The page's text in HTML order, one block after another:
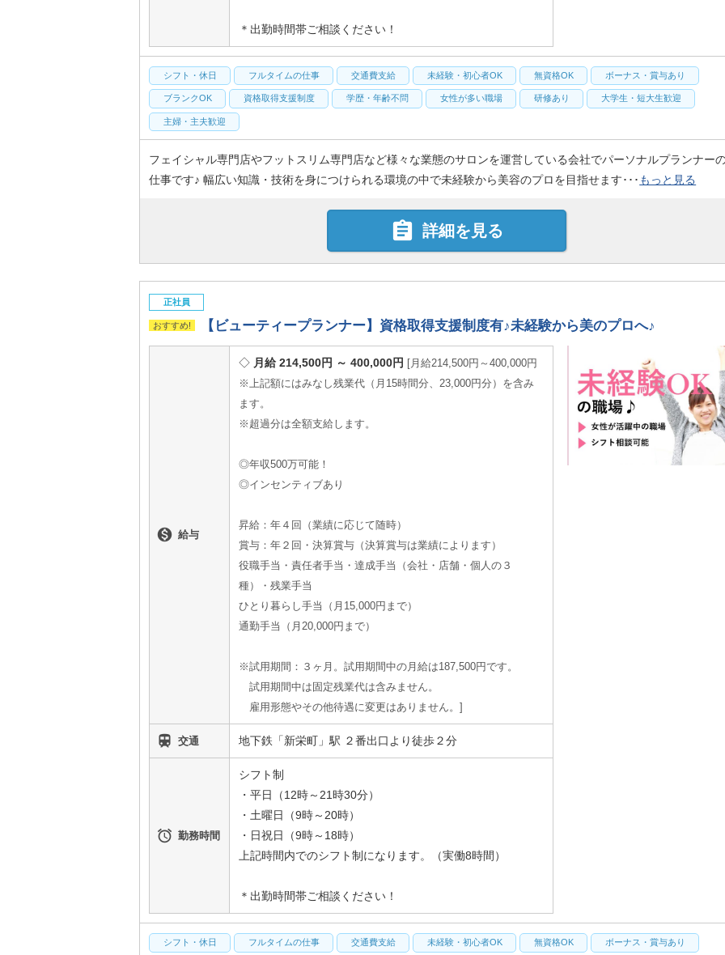
＊出勤時間帯ご相談ください！
シフト・休日 フルタイムの仕事 交通費支給 未経験・初心者OK 無資格OK ボーナス・賞与あり
ブランクOK 資格取得支援制度 学歴・年齢不問 女性が多い職場 研修あり 大学生・短大生歓迎
主婦・主夫歓迎
フェイシャル専門店やフットスリム専門店など様々な業態のサロンを運営している会社でパーソナルプランナー
仕事です♪ 幅広い知識・技術を身につけられる環境の中で未経験から美容のプロを目指せます･･･ もっと見る
 詳細を見る
正社員
【ビューティープランナー】資格取得支援制度有♪未経験から美のプロへ♪
 給与
月給 214,500円 ～ 400,000円
月給214,500円～400,000円
※上記額にはみなし残業代（月15時間分、23,000円分）を含み
ます。
※超過分は全額支給します。
◎年収500万可能！
◎インセンティブあり
昇給：年４回（業績に応じて随時）
賞与：年２回・決算賞与（決算賞与は業績によります）
役職手当・責任者手当・達成手当（会社・店舗・個人の３
種）・残業手当
ひとり暮らし手当（月15,000円まで）
通勤手当（月20,000円まで）
※試用期間：３ヶ月。試用期間中の月給は187,500円です。
試用期間中は固定残業代は含みません。
雇用形態やその他待遇に変更はありません。
 交通 地下鉄「新栄町」駅 ２番出口より徒歩２分
 勤務時間
シフト制
・平日（12時～21時30分）
・土曜日（9時～20時）
・日祝日（9時～18時）
上記時間内でのシフト制になります。（実働8時間）
＊出勤時間帯ご相談ください！
シフト・休日 フルタイムの仕事 交通費支給 未経験・初心者OK 無資格OK ボーナス・賞与あり